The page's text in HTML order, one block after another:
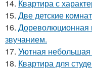
14. Квартира с
15. Две детские
16. Дореволюционная
звучанием.
17. Уютная небольшая
18. Квартира для